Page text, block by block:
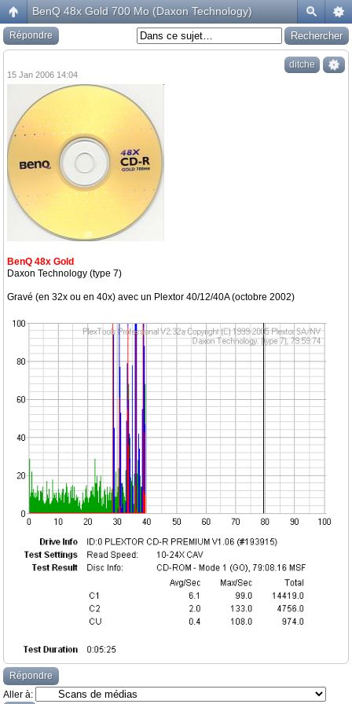
BenQ 48x Gold 700 Mo (Daxon Technology)
Répondre
ditche
15 Jan 2006 14:04
BenQ 48x Gold
Daxon Technology (type 7)
Gravé (en 32x ou en 40x) avec un Plextor 40/12/40A (octobre 2002)
Répondre
Aller à: